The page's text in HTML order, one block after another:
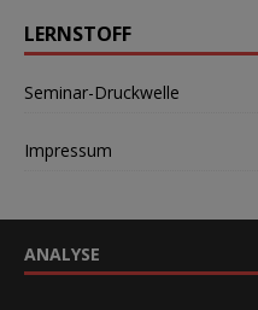
LERNSTOFF
Seminar-Druckwelle
Impressum
ANALYSE